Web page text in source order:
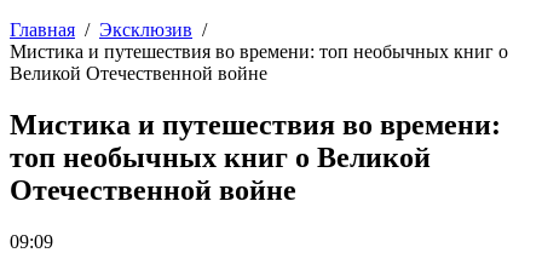
Главная
Эксклюзив
Мистика и путешествия во времени: топ необычных книг о
Великой Отечественной войне
Мистика и путешествия во времени:
топ необычных книг о Великой
Отечественной войне
09:09